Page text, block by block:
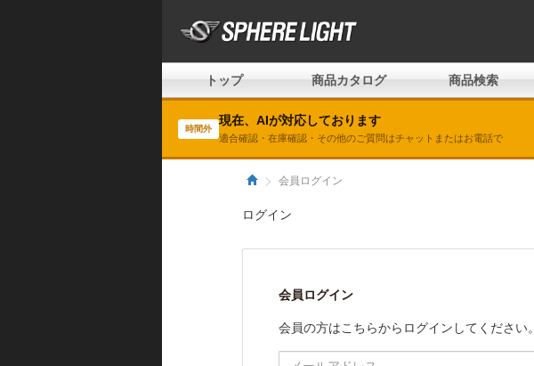
トップ 商品カタログ 商品検索
時間外
現在、AIが対応しております
適合確認・在庫確認・その他のご質問はチャットまたはお電話で
会員ログイン
ログイン
会員ログイン
会員の方はこちらからログインしてください。